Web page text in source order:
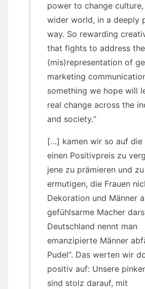
power to change
wider world, in a deeply
way. So rewarding
that fights to address the
(mis)representation of
marketing
something we hope will
real change across the
and society.“
[…] kamen wir so auf die
einen Positivpreis zu
jene zu prämieren und zu
ermutigen, die Frauen
Dekoration und Männer
gefühlsarme Macher
Deutschland nennt man
emanzipierte Männer
Pudel“. Das werten wir
positiv auf: Unsere
sind stolz darauf, mit